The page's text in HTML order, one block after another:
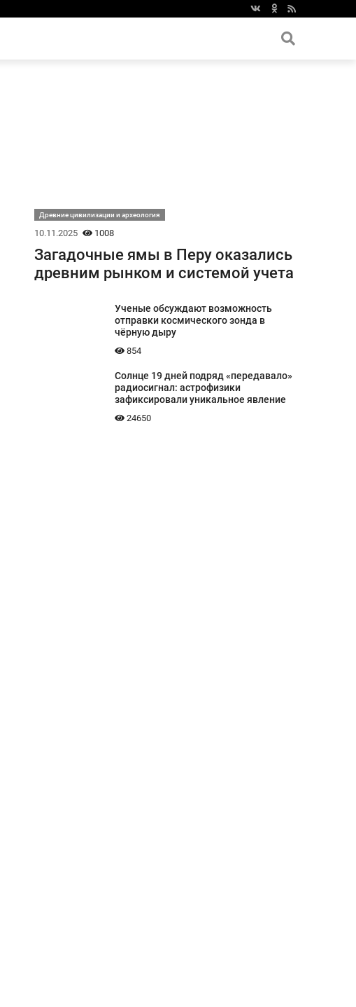
Древние цивилизации и археология
10.11.2025 1008
Загадочные ямы в Перу оказались
древним рынком и системой учета
Ученые обсуждают возможность
отправки космического зонда в
чёрную дыру
854
Солнце 19 дней подряд «передавало»
радиосигнал: астрофизики
зафиксировали уникальное явление
24650